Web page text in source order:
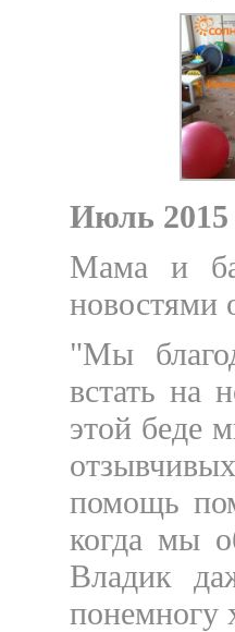
Июль 2015
Мама и
новостями
"Мы
встать на
этой беде
помощь
когда мы
Владик
понемногу